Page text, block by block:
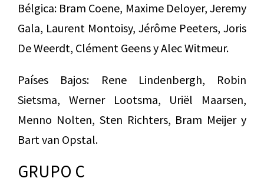
Bélgica: Bram Coene, Maxime Deloyer, Jeremy
Gala, Laurent Montoisy, Jérôme Peeters, Joris
De Weerdt, Clément Geens y Alec Witmeur.
Países Bajos: Rene Lindenbergh, Robin
Sietsma, Werner Lootsma, Uriël Maarsen,
Menno Nolten, Sten Richters, Bram Meijer y
Bart van Opstal.
GRUPO C